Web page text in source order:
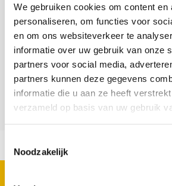
We gebruiken cookies om content en
personaliseren, om functies voor
en om ons websiteverkeer te
informatie over uw gebruik van onze
partners voor social media,
partners kunnen deze gegevens
informatie die u aan ze heeft
verzameld op basis van uw gebruik
Noodzakelijk
Contact info
Handbooggilde Sint
Aardenburg
Herendreef 39
Bezoek website